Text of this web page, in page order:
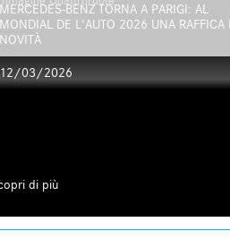
MERCEDES-BENZ TORNA A PARIGI: AL
MONDIAL DE L'AUTO 2026 UNA RAFFICA
NOVITÀ
12/03/2026
di più